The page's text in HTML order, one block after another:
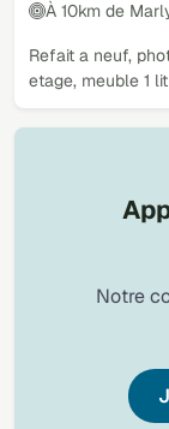
À 10km de
Refait a neuf,
etage, meuble 1
Notre